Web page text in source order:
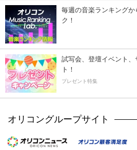
毎週の音楽ランキング
ク！
試写会、登壇イベント
ト！
プレゼント特集
オリコングループサイト